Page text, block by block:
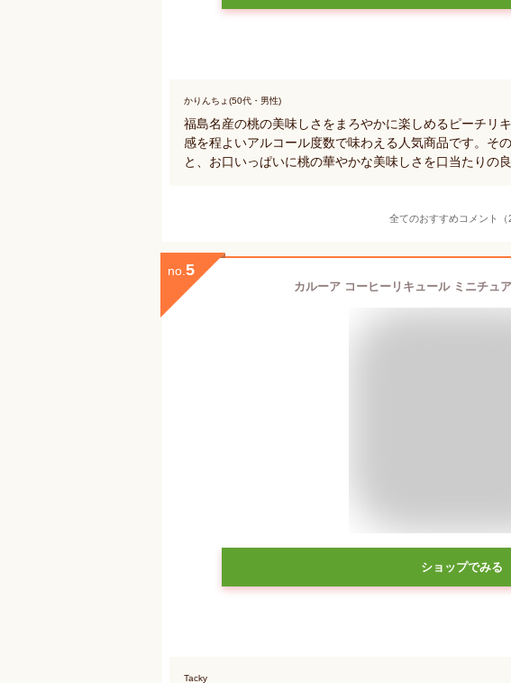
かりんちょ(50代・男性)
福島名産の桃の美味しさをまろやかに楽しめるピーチリ
感を程よいアルコール度数で味わえる人気商品です。そ
と、お口いっぱいに桃の華やかな美味しさを口当たりの
全てのおすすめコメント（2
no. 5
カルーア コーヒーリキュール ミニチュ
ショップでみる
Tacky